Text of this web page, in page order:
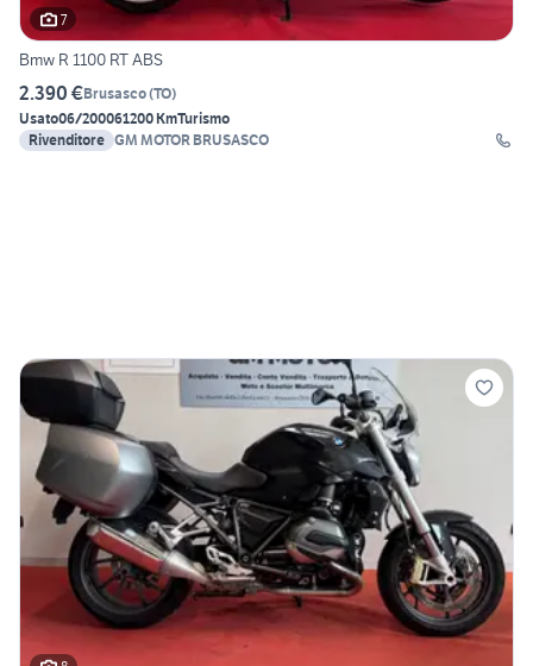
7
Bmw R 1100 RT ABS
2.390 €Brusasco(TO)
Usato06/200061200 KmTurismo
Rivenditore GM MOTOR BRUSASCO